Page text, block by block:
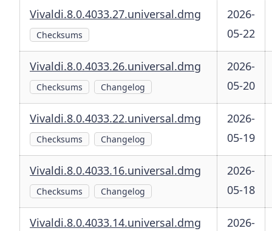
Vivaldi.8.0.4033.27.universal.dmg
Checksums
2026-
05-22
Vivaldi.8.0.4033.26.universal.dmg
Checksums Changelog
2026-
05-20
Vivaldi.8.0.4033.22.universal.dmg
Checksums Changelog
2026-
05-19
Vivaldi.8.0.4033.16.universal.dmg
Checksums Changelog
2026-
05-18
Vivaldi.8.0.4033.14.universal.dmg
2026-